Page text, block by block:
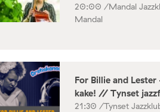
20:00 /Mandal
Mandal
For Billie and
kake! // Tynset
21:30 /Tynset